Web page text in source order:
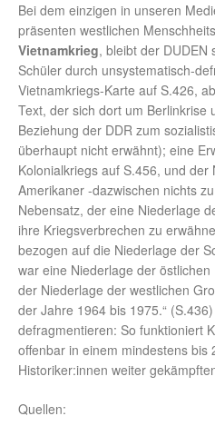
Bei dem einzigen in unseren
präsenten westlichen
Vietnamkrieg, bleibt der DUDEN
Schüler durch unsystematisch-
Vietnamkriegs-Karte auf S.426,
Text, der sich dort um Berlinkrise
Beziehung der DDR zum
überhaupt nicht erwähnt); eine
Kolonialkriegs auf S.456, und
Amerikaner -dazwischen nichts
Nebensatz, der eine Niederlage
ihre Kriegsverbrechen zu
bezogen auf die Niederlage der
war eine Niederlage der
der Niederlage der westlichen
der Jahre 1964 bis 1975.“
defragmentieren: So funktioniert
offenbar in einem mindestens bis
Historiker:innen weiter
Quellen: